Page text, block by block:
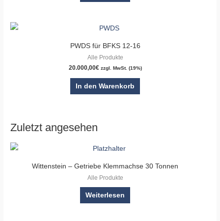
PWDS für BFKS 12-16
Alle Produkte
20.000,00€ zzgl. MwSt. (19%)
In den Warenkorb
Zuletzt angesehen
Wittenstein – Getriebe Klemmachse 30 Tonnen
Alle Produkte
Weiterlesen